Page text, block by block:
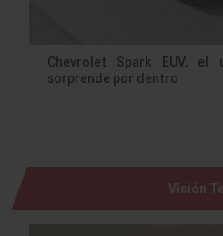
Chevrolet Spark EUV, el
sorprende por dentro
Visión